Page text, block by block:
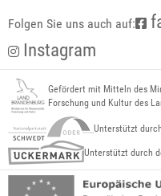
Folgen Sie uns auch auf:
Instagram
Gefördert mit Mitteln des
Forschung und Kultur des
Unterstützt
Unterstützt durch